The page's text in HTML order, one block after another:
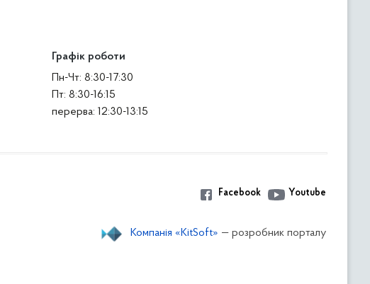
Графік роботи
Пн-Чт: 8:30-17:30
Пт: 8:30-16:15
перерва: 12:30-13:15
Facebook Youtube
Компанія «KitSoft» — розробник порталу